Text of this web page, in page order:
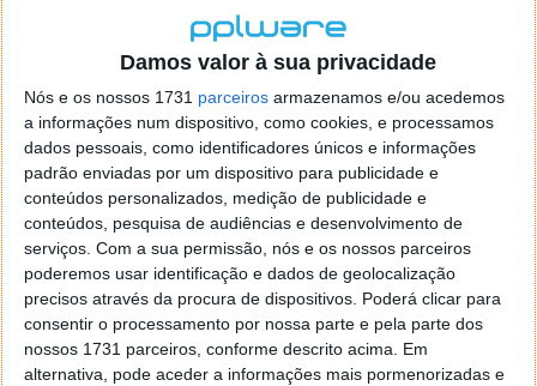
Damos valor à sua privacidade
Nós e os nossos 1731 parceiros armazenamos e/ou acedemos
a informações num dispositivo, como cookies, e processamos
dados pessoais, como identificadores únicos e informações
padrão enviadas por um dispositivo para publicidade e
conteúdos personalizados, medição de publicidade e
conteúdos, pesquisa de audiências e desenvolvimento de
serviços. Com a sua permissão, nós e os nossos parceiros
poderemos usar identificação e dados de geolocalização
precisos através da procura de dispositivos. Poderá clicar para
consentir o processamento por nossa parte e pela parte dos
nossos 1731 parceiros, conforme descrito acima. Em
alternativa, pode aceder a informações mais pormenorizadas e
Em seguida indiquem se pretendem obter ou não as
definições de versões mais antigas do Android
Studio. Para este pequeno tutorial vamos considerar
que não.